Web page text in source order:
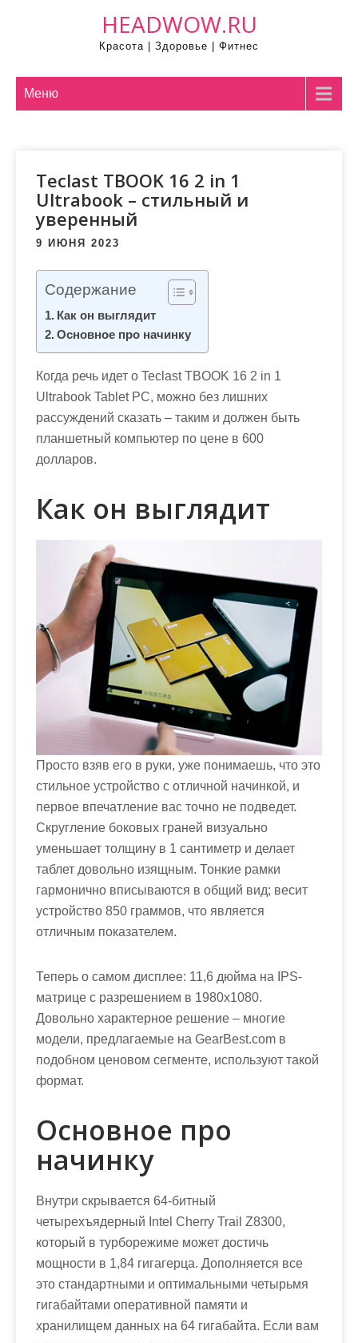
HEADWOW.RU
Красота | Здоровье | Фитнес
Меню
Teclast TBOOK 16 2 in 1
Ultrabook – стильный и
уверенный
9 ИЮНЯ 2023
Содержание
Как он выглядит
Основное про начинку
Когда речь идет о Teclast TBOOK 16 2 in 1
Ultrabook Tablet PC, можно без лишних
рассуждений сказать – таким и должен быть
планшетный компьютер по цене в 600
долларов.
Как он выглядит
Просто взяв его в руки, уже понимаешь, что это
стильное устройство с отличной начинкой, и
первое впечатление вас точно не подведет.
Скругление боковых граней визуально
уменьшает толщину в 1 сантиметр и делает
таблет довольно изящным. Тонкие рамки
гармонично вписываются в общий вид; весит
устройство 850 граммов, что является
отличным показателем.
Теперь о самом дисплее: 11,6 дюйма на IPS-
матрице с разрешением в 1980х1080.
Довольно характерное решение – многие
модели, предлагаемые на GearBest.com в
подобном ценовом сегменте, используют такой
формат.
Основное про
начинку
Внутри скрывается 64-битный
четырехъядерный Intel Cherry Trail Z8300,
который в турборежиме может достичь
мощности в 1,84 гигагерца. Дополняется все
это стандартными и оптимальными четырьмя
гигабайтами оперативной памяти и
хранилищем данных на 64 гигабайта. Если вам